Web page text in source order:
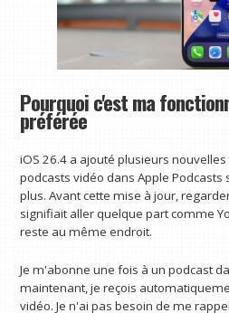
Pourquoi c'est ma
préférée
iOS 26.4 a ajouté plusieurs
podcasts vidéo dans Apple Podcasts
plus. Avant cette mise à jour,
signifiait aller quelque part comme
reste au même endroit.
Je m'abonne une fois à un podcast
maintenant, je reçois
vidéo. Je n'ai pas besoin de me